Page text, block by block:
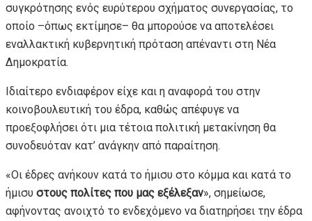
συγκρότησης ενός ευρύτερου σχήματος συνεργασίας, το
οποίο –όπως εκτίμησε– θα μπορούσε να αποτελέσει
εναλλακτική κυβερνητική πρόταση απέναντι στη Νέα
Δημοκρατία.
Ιδιαίτερο ενδιαφέρον είχε και η αναφορά του στην
κοινοβουλευτική του έδρα, καθώς απέφυγε να
προεξοφλήσει ότι μια τέτοια πολιτική μετακίνηση θα
συνοδευόταν κατ’ ανάγκην από παραίτηση.
«Οι έδρες ανήκουν κατά το ήμισυ στο κόμμα και κατά το
ήμισυ στους πολίτες που μας εξέλεξαν», σημείωσε,
αφήνοντας ανοιχτό το ενδεχόμενο να διατηρήσει την έδρα